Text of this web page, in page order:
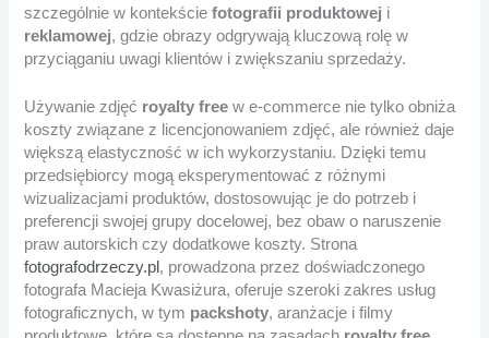
szczególnie w kontekściefotografii produktowej i
reklamowej, gdzie obrazy odgrywają kluczową rolę w
przyciąganiu uwagi klientów i zwiększaniu sprzedaży.
Używanie zdjęć royalty free w e-commerce nie tylko obniża
koszty związane z licencjonowaniem zdjęć, ale również daje
większą elastyczność w ich wykorzystaniu. Dzięki temu
przedsiębiorcy mogą eksperymentować z różnymi
wizualizacjami produktów, dostosowując je do potrzeb i
preferencji swojej grupy docelowej, bez obaw o naruszenie
praw autorskich czy dodatkowe koszty. Strona
fotografodrzeczy.pl , prowadzona przez doświadczonego
fotografa Macieja Kwasiżura, oferuje szeroki zakres usług
fotograficznych, w tym packshoty, aranżacje i filmy